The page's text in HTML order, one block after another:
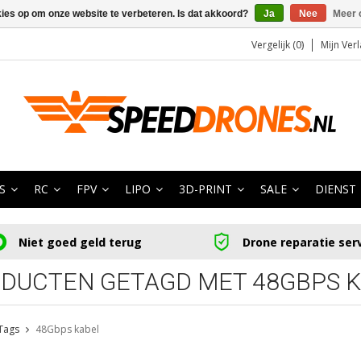
Vergelijk (0) Mijn
RC FPV LIPO 3D-PRINT SALE DIENST
Niet goed geld terug Drone reparatie
GETAGD MET 48GBPS
48Gbps kabel
op om onze website te verbeteren. Is dat akkoord? Ja Nee Meer